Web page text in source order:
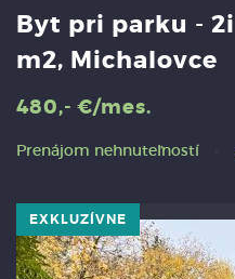
Byt pri parku -
m2, Michalovce
480,- €/mes.
Prenájom nehnuteľností
EXKLUZÍVNE